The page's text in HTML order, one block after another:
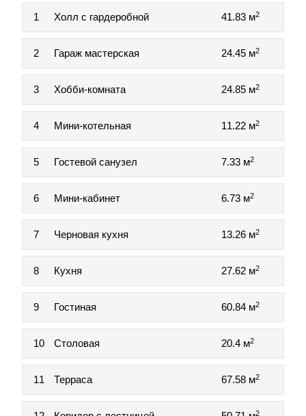
1 Холл с гардеробной 41.83 м2
2 Гараж мастерская 24.45 м2
3 Хобби-комната 24.85 м2
4 Мини-котельная 11.22 м2
5 Гостевой санузел 7.33 м2
6 Мини-кабинет 6.73 м2
7 Черновая кухня 13.26 м2
8 Кухня 27.62 м2
9 Гостиная 60.84 м2
10 Столовая 20.4 м2
11 Терраса 67.58 м2
2